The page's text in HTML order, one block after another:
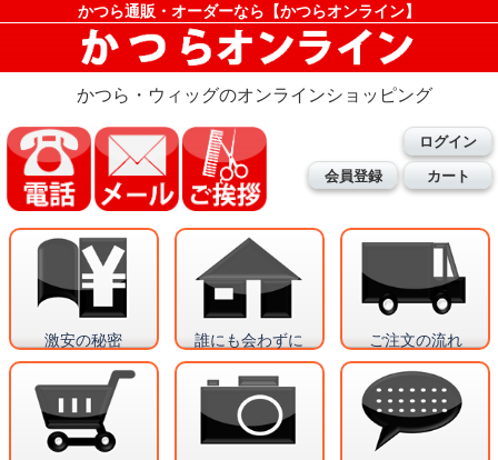
かつら通販・オーダーなら【かつらオンライン】
かつら・ウィッグのオンラインショッピング
ログイン
会員登録
カート
激安の秘密 誰にも会わずに ご注文の流れ